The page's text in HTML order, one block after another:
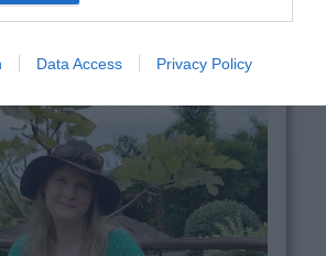
Data Access Privacy Policy